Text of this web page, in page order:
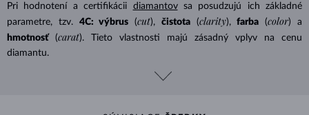
Pri hodnotení a certifikácii diamantovsa posudzujú ich základné
parametre, tzv.
4C: výbrus (cut), čistota (clarity), farba (color) a
hmotnosť
(carat). Tieto vlastnosti majú zásadný vplyv na cenu
diamantu.